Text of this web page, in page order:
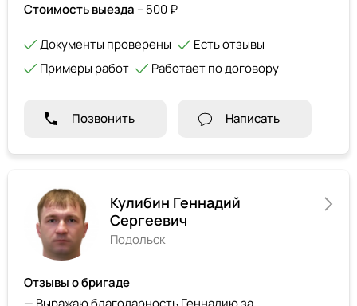
Стоимость выезда – 500 ₽
Документы проверены
Есть отзывы
Примеры работ
Работает по договору
Позвонить Написать
Кулибин Геннадий
Сергеевич
Подольск
Отзывы о бригаде